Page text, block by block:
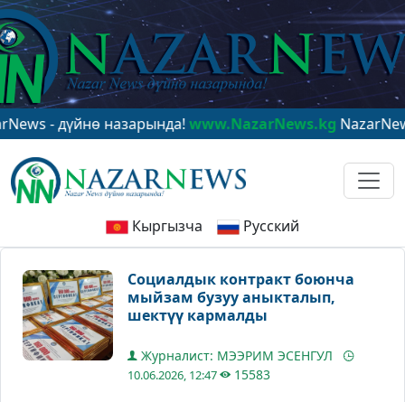
дүйнө назарында!www.NazarNews.kgNazarNews - в
Кыргызча Русский
Социалдык контракт боюнча
мыйзам бузуу аныкталып,
шектүү кармалды
Журналист: МЭЭРИМ ЭСЕНГУЛ
10.06.2026, 12:47 15583